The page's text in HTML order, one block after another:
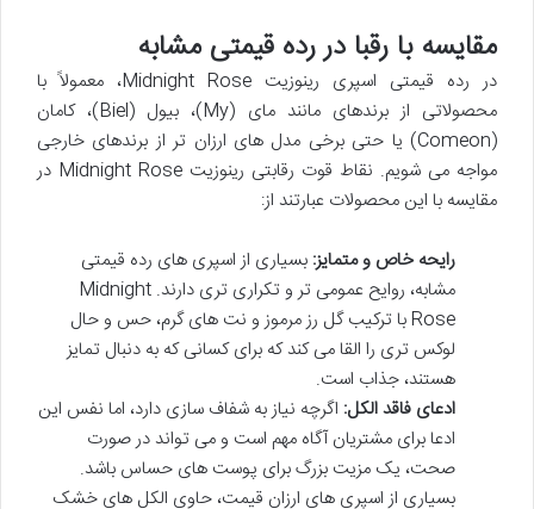
مقایسه با رقبا در رده قیمتی مشابه
در رده قیمتی اسپری رینوزیت Midnight Rose، معمولاً با
محصولاتی از برندهای مانند مای (My)، بیول (Biel)، کامان
(Comeon) یا حتی برخی مدل های ارزان تر از برندهای خارجی
مواجه می شویم. نقاط قوت رقابتی رینوزیت Midnight Rose در
مقایسه با این محصولات عبارتند از:
رایحه خاص و متمایز: بسیاری از اسپری های رده قیمتی
مشابه، روایح عمومی تر و تکراری تری دارند. Midnight
Rose با ترکیب گل رز مرموز و نت های گرم، حس و حال
لوکس تری را القا می کند که برای کسانی که به دنبال تمایز
هستند، جذاب است.
ادعای فاقد الکل: اگرچه نیاز به شفاف سازی دارد، اما نفس این
ادعا برای مشتریان آگاه مهم است و می تواند در صورت
صحت، یک مزیت بزرگ برای پوست های حساس باشد.
بسیاری از اسپری های ارزان قیمت، حاوی الکل های خشک